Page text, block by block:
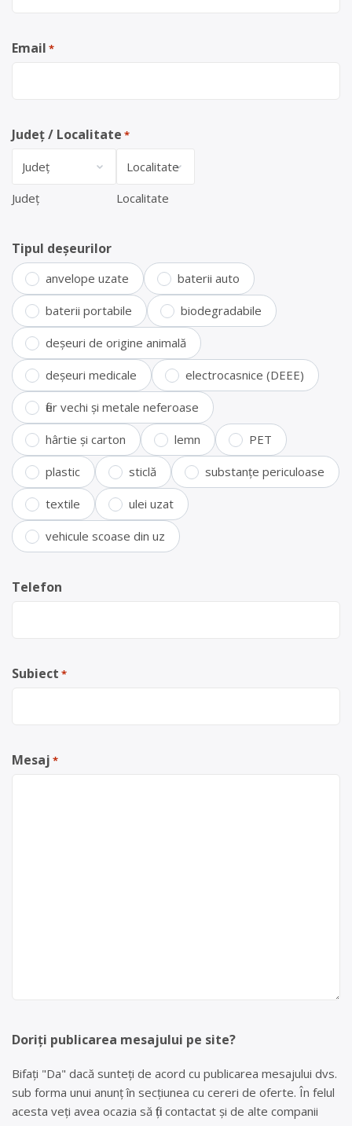
Email *
Județ / Localitate *
Județ Localitate
Tipul deșeurilor
anvelope uzate baterii auto
baterii portabile biodegradabile
deșeuri de origine animală
deșeuri medicale electrocasnice (DEEE)
fier vechi și metale neferoase
hârtie și carton lemn PET
plastic sticlă substanțe periculoase
textile ulei uzat
vehicule scoase din uz
Telefon
Subiect *
Mesaj *
Doriți publicarea mesajului pe site?
Bifați "Da" dacă sunteți de acord cu publicarea mesajului dvs.
sub forma unui anunț în secțiunea cu cereri de oferte. În felul
acesta veți avea ocazia să fiți contactat și de alte companii